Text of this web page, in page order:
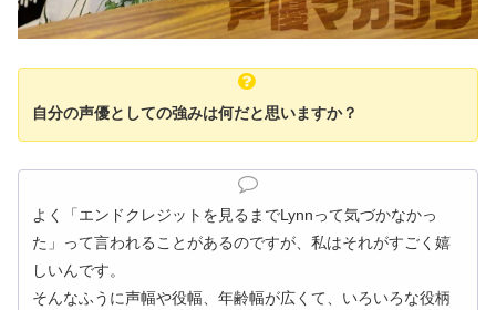
自分の声優としての強みは何だと思いますか？
よく「エンドクレジットを見るまでLynnって気づかなかっ
た」って言われることがあるのですが、私はそれがすごく嬉
しいんです。
そんなふうに声幅や役幅、年齢幅が広くて、いろいろな役柄